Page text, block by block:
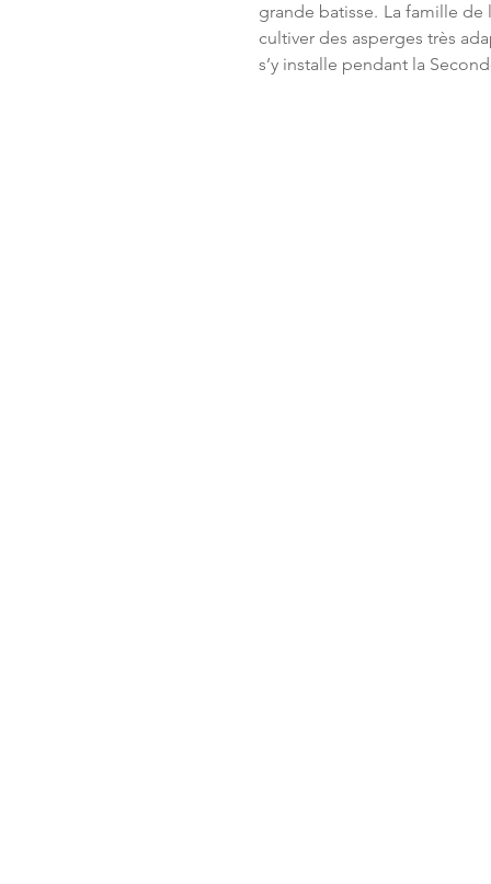
grande batisse. La famille
cultiver des asperges très
s’y installe pendant la